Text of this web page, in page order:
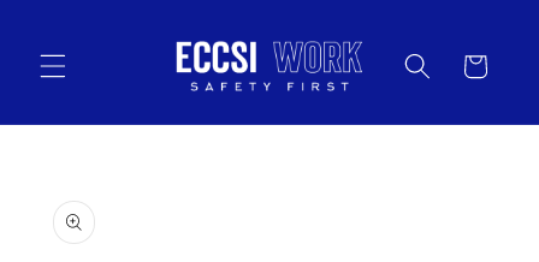
ai contenuti
Carrello
informazioni
sul prodotto